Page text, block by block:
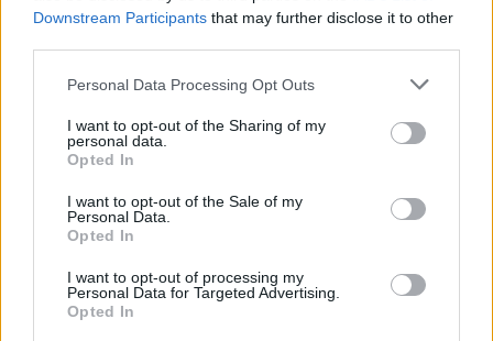
Downstream Participants that may further disclose it to other
Personal Data Processing Opt Outs
I want to opt-out of the Sharing of my
personal data.
Opted In
I want to opt-out of the Sale of my
Personal Data.
Opted In
I want to opt-out of processing my
Personal Data for Targeted Advertising.
Opted In
apved ap stūri pat neatvairāmas vīrišķības
pretendentus. Jāņu nakts burvība Līgai piešķir spēju
neļauties skumjām vai melanholiskām pārdomām.
Avots:Jauns.lv
Saistītie raksti
Aptaujā noskaidrots, ko nedāvināt Jānim un Līgai